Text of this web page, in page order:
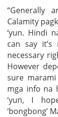
“Generally
Calamity
‘yun. Hindi
can say
necessary
However
sure
mga info na
‘yun, I
‘bongbong’